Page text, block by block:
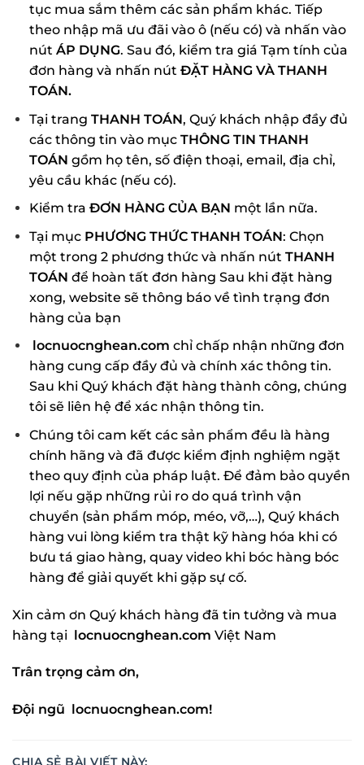
tục mua sắm thêm các sản phẩm khác. Tiếp
theo nhập mã ưu đãi vào ô (nếu có) và nhấn vào
nút ÁP DỤNG. Sau đó, kiểm tra giá Tạm tính của
đơn hàng và nhấn nút ĐẶT HÀNG VÀ THANH
TOÁN.
Tại trang THANH TOÁN, Quý khách nhập đầy đủ
các thông tin vào mục THÔNG TIN THANH
TOÁN gồm họ tên, số điện thoại, email, địa chỉ,
yêu cầu khác (nếu có).
Kiểm tra ĐƠN HÀNG CỦA BẠN một lần nữa.
Tại mục PHƯƠNG THỨC THANH TOÁN: Chọn
một trong 2 phương thức và nhấn nút THANH
TOÁN để hoàn tất đơn hàng Sau khi đặt hàng
xong, website sẽ thông báo về tình trạng đơn
hàng của bạn
locnuocnghean.com chỉ chấp nhận những đơn
hàng cung cấp đầy đủ và chính xác thông tin.
Sau khi Quý khách đặt hàng thành công, chúng
tôi sẽ liên hệ để xác nhận thông tin.
Chúng tôi cam kết các sản phẩm đều là hàng
chính hãng và đã được kiểm định nghiệm ngặt
theo quy định của pháp luật. Để đảm bảo quyền
lợi nếu gặp những rủi ro do quá trình vận
chuyển (sản phẩm móp, méo, vỡ,…), Quý khách
hàng vui lòng kiểm tra thật kỹ hàng hóa khi có
bưu tá giao hàng, quay video khi bóc hàng bóc
hàng để giải quyết khi gặp sự cố.
Xin cảm ơn Quý khách hàng đã tin tưởng và mua
hàng tại locnuocnghean.com Việt Nam
Trân trọng cảm ơn,
Đội ngũ locnuocnghean.com!
CHIA SẺ BÀI VIẾT NÀY: